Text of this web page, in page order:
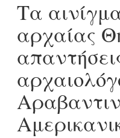
Τα
αρχαίας